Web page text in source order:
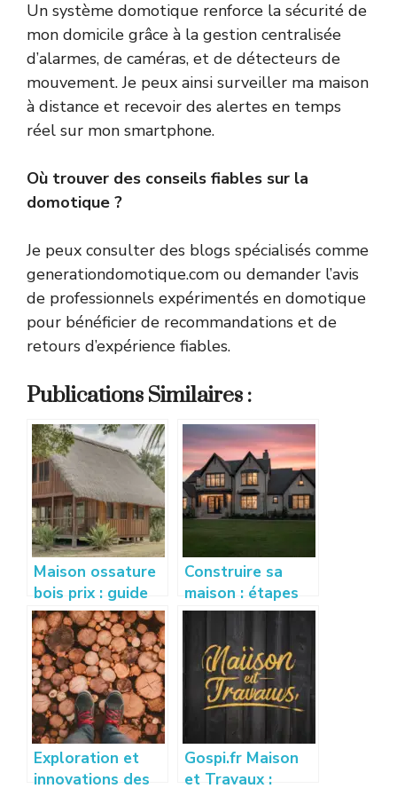
Un système domotique renforce la sécurité de
mon domicile grâce à la gestion centralisée
d’alarmes, de caméras, et de détecteurs de
mouvement. Je peux ainsi surveiller ma maison
à distance et recevoir des alertes en temps
réel sur mon smartphone.
Où trouver des conseils fiables sur la
domotique ?
Je peux consulter des blogs spécialisés comme
generationdomotique.com ou demander l’avis
de professionnels expérimentés en domotique
pour bénéficier de recommandations et de
retours d’expérience fiables.
Publications Similaires :
Maison ossature
bois prix : guide
complet pour
estimer votre
budget
Construire sa
maison : étapes
clés et conseils
réussir son projet
Exploration et
innovations des
Gospi.fr Maison
et Travaux :